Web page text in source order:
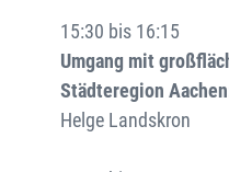
15:30 bis 16:15
Umgang mit
Städteregion
Helge Landskron